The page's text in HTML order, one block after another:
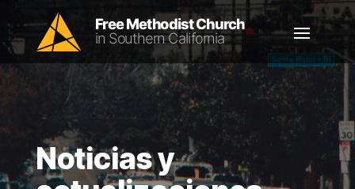
Noticias y